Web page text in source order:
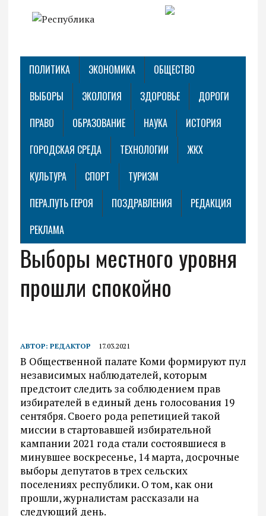
ПОЛИТИКА ЭКОНОМИКА
ОБЩЕСТВО
ВЫБОРЫ
ЭКОЛОГИЯ ЗДОРОВЬЕ
ДОРОГИ
ПРАВО
ОБРАЗОВАНИЕ НАУКА
ИСТОРИЯ
ГОРОДСКАЯ СРЕДА
ТЕХНОЛОГИИ
ЖКХ
КУЛЬТУРА
СПОРТ
ТУРИЗМ
ПЕРА.ПУТЬ ГЕРОЯ
ПОЗДРАВЛЕНИЯ
РЕДАКЦИЯ
РЕКЛАМА
Выборы местного уровня
прошли спокойно
АВТОР: РЕДАКТОР 17.03.2021
В Общественной палате Коми формируют пул
независимых наблюдателей, которым
предстоит следить за соблюдением прав
избирателей в единый день голосования 19
сентября. Своего рода репетицией такой
миссии в стартовавшей избирательной
кампании 2021 года стали состоявшиеся в
минувшее воскресенье, 14 марта, досрочные
выборы депутатов в трех сельских
поселениях республики. О том, как они
прошли, журналистам рассказали на
следующий день.